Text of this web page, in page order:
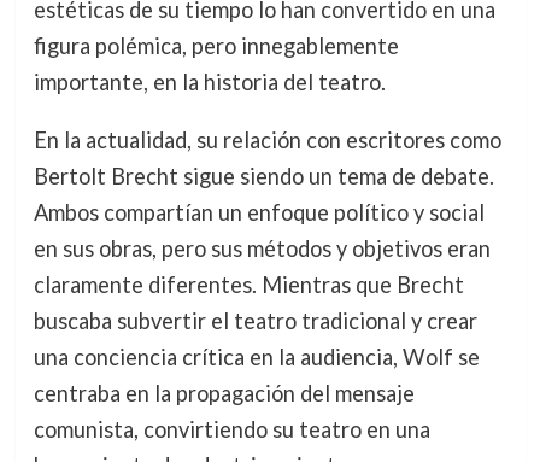
estéticas de su tiempo lo han convertido en una
figura polémica, pero innegablemente
importante, en la historia del teatro.
En la actualidad, su relación con escritores como
Bertolt Brecht sigue siendo un tema de debate.
Ambos compartían un enfoque político y social
en sus obras, pero sus métodos y objetivos eran
claramente diferentes. Mientras que Brecht
buscaba subvertir el teatro tradicional y crear
una conciencia crítica en la audiencia, Wolf se
centraba en la propagación del mensaje
comunista, convirtiendo su teatro en una